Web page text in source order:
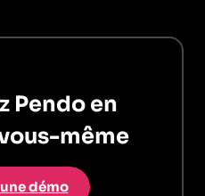
Pendo en
même
démo